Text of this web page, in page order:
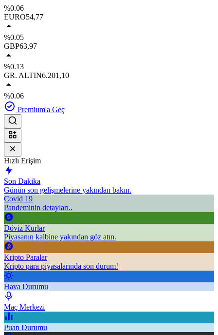
%0.06
EURO54,77
%0.05
GBP63,97
%0.13
GR. ALTIN6.201,10
%0.06
Premium'a Geç
Hızlı Erişim
Son Dakika
Günün son gelişmelerine yakından bakın.
Covid 19
Pandeminin detayları..
Döviz Kurlar
Piyasanın kalbine yakından göz atın.
Kripto Paralar
Kripto para piyasalarında son durum!
Hava Durumu
Maç Merkezi
Puan Durumu